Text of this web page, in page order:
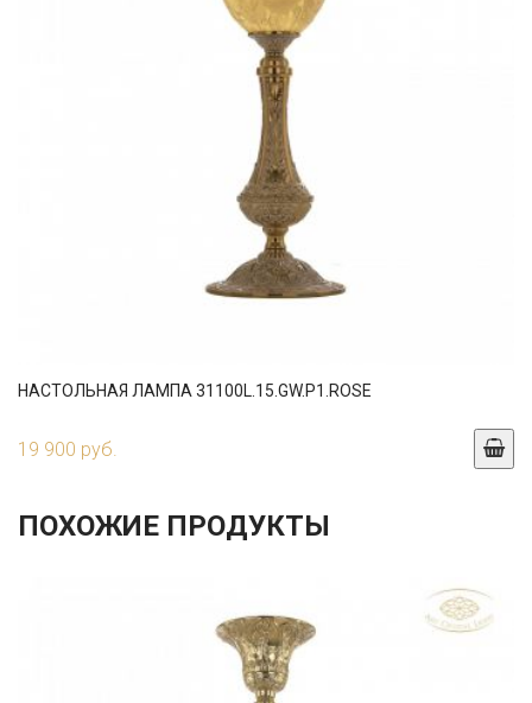
НАСТОЛЬНАЯ ЛАМПА 31100L.15.GW.P1.ROSE
19 900 руб.
ПОХОЖИЕ ПРОДУКТЫ